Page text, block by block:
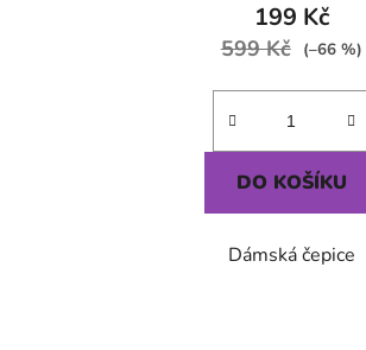
199 Kč
599 Kč (–66 %)
DO KOŠÍKU
Dámská čepice